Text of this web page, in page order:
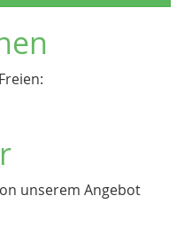
unserem Angebot